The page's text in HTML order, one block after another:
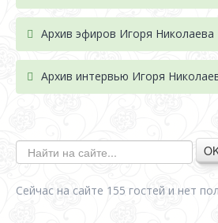
Архив эфиров Игоря Николаева
Архив интервью Игоря
Сейчас на сайте 155 гостей и нет